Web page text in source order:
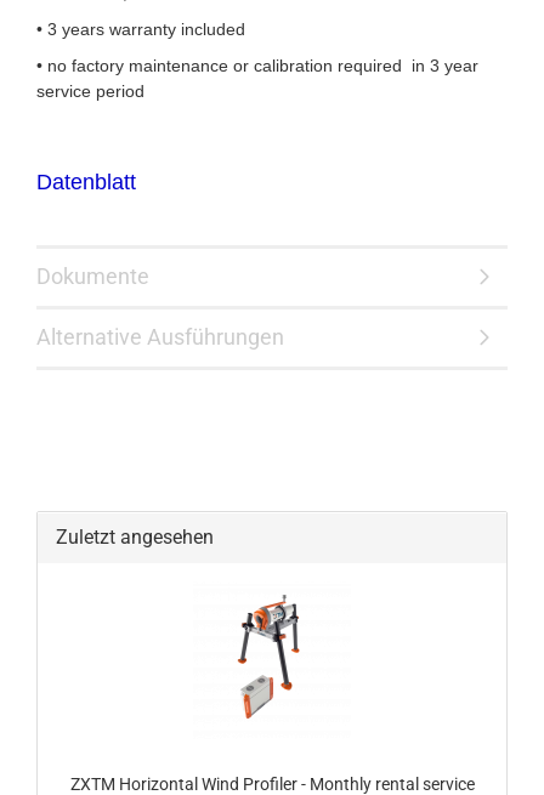
• 3 years warranty included
• no factory maintenance or calibration required in 3 year
service period
Datenblatt
Dokumente
Alternative Ausführungen
Zuletzt angesehen
ZXTM Horizontal Wind Profiler - Monthly rental service